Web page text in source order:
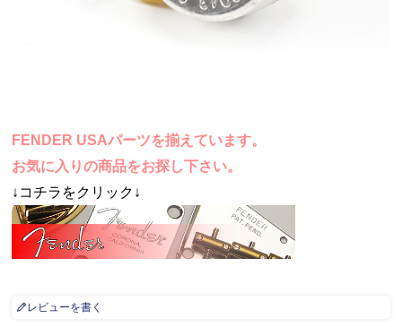
FENDER USAパーツを揃えています。
お気に入りの商品をお探し下さい。
↓コチラをクリック↓
レビューを書く